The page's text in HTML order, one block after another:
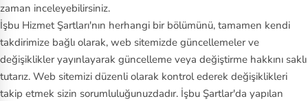
zaman inceleyebilirsiniz.
İşbu Hizmet Şartları'nın herhangi bir bölümünü, tamamen kendi
takdirimize bağlı olarak, web sitemizde güncellemeler ve
değişiklikler yayınlayarak güncelleme veya değiştirme hakkını saklı
tutarız. Web sitemizi düzenli olarak kontrol ederek değişiklikleri
takip etmek sizin sorumluluğunuzdadır. İşbu Şartlar'da yapılan